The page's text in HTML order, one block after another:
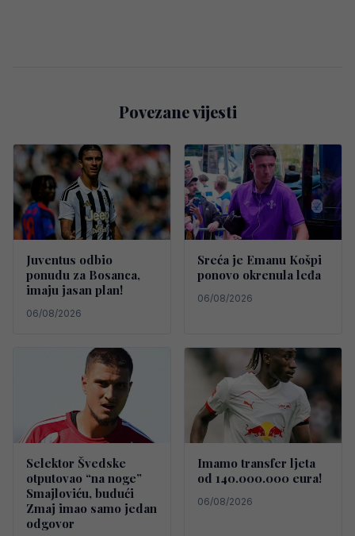
Povezane vijesti
Juventus odbio
ponudu za Bosanca,
imaju jasan plan!
06/08/2026
Sreća je Emanu Košpi
ponovo okrenula leđa
06/08/2026
Selektor Švedske
otputovao “na noge”
Smajloviću, budući
Zmaj imao samo jedan
odgovor
Imamo transfer ljeta
od 140.000.000 eura!
06/08/2026